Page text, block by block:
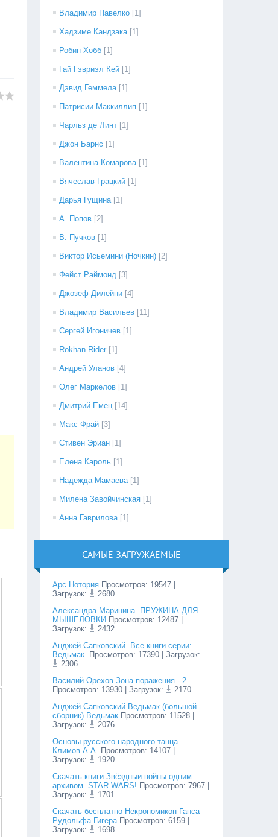
Владимир Павелко [1]
Хадзиме Кандзака [1]
Робин Хобб [1]
Гай Гэвриэл Кей [1]
Дэвид Геммела [1]
Патрисии Маккиллип [1]
Чарльз де Линт [1]
Джон Барнс [1]
Валентина Комарова [1]
Вячеслав Грацкий [1]
Дарья Гущина [1]
А. Попов [2]
В. Пучков [1]
Виктор Исьемини (Ночкин) [2]
Фейст Раймонд [3]
Джозеф Дилейни [4]
Владимир Васильев [11]
Сергей Игоничев [1]
Rokhan Rider [1]
Андрей Уланов [4]
Олег Маркелов [1]
Дмитрий Емец [14]
Макс Фрай [3]
Стивен Эриан [1]
Елена Кароль [1]
Надежда Мамаева [1]
Милена Завойчинская [1]
Анна Гаврилова [1]
САМЫЕ ЗАГРУЖАЕМЫЕ
Арс Нотория Просмотров: 19547
Загрузок:
2680
Александра Маринина. ПРУЖИНА ДЛЯ
МЫШЕЛОВКИ Просмотров: 12487
Загрузок:
2432
Анджей Сапковский. Все книги серии:
Ведьмак. Просмотров: 17390 | Загрузок:
2306
Василий Орехов Зона поражения - 2
Просмотров: 13930 | Загрузок:
2170
Анджей Сапковский Ведьмак (большой
сборник) Ведьмак Просмотров: 11528
Загрузок:
2076
Основы русского народного танца.
Климов А.А. Просмотров: 14107
Загрузок:
1920
Cкачать книги Звёздныи войны одним
архивом. STAR WARS! Просмотров:7967
Загрузок:
1701
Скачать бесплатно Некрономикон Ганса
Рудольфа Гигера Просмотров:6159
Загрузок:
1698